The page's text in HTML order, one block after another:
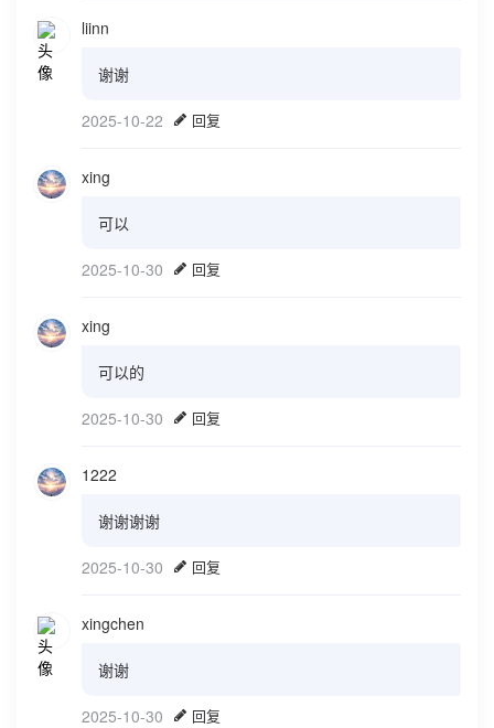
liinn
谢谢
2025-10-22 回复
xing
可以
2025-10-30 回复
xing
可以的
2025-10-30 回复
1222
谢谢谢谢
2025-10-30 回复
xingchen
谢谢
2025-10-30 回复